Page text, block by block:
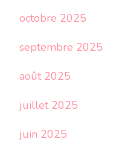
octobre 2025
septembre 2025
août 2025
juillet 2025
juin 2025